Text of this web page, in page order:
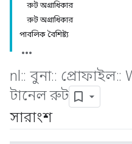
রুট অগ্রাধিকার
রুট অগ্রাধিকার
পাবলিক বৈশিষ্ট্য
nl :: বুনা:: প্রোফাইল::
টানেল রুট
সারাংশ